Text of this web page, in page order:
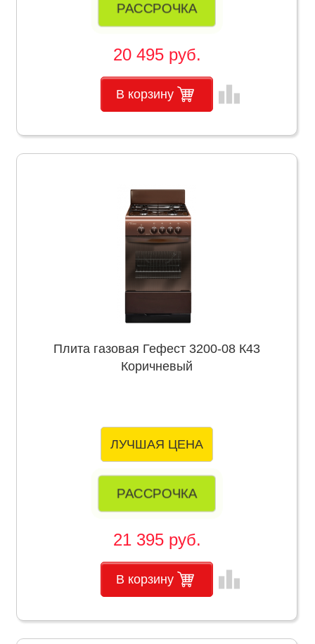
РАССРОЧКА
20 495 руб.
В корзину leaderboard
Плита газовая Гефест 3200-08 К43
Коричневый
ЛУЧШАЯ ЦЕНА
РАССРОЧКА
21 395 руб.
В корзину leaderboard